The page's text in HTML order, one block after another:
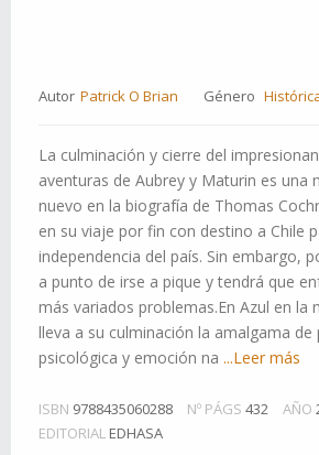
Autor Patrick O Brian Género
La culminación y cierre del
aventuras de Aubrey y Maturin es una
nuevo en la biografía de Thomas
en su viaje por fin con destino a Chile
independencia del país. Sin embargo,
a punto de irse a pique y tendrá que
más variados problemas.En Azul en la
lleva a su culminación la amalgama de
psicológica y emoción na ...Leer más
ISBN 9788435060288 Nº PÁGS 432 AÑO
EDITORIAL EDHASA